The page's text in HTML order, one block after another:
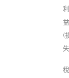
利
益
(
稅